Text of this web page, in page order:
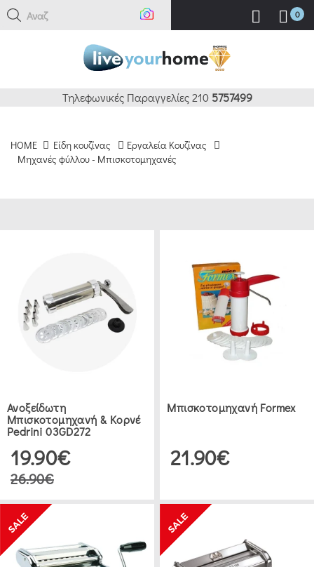
Αναζήτηση 0
Τηλεφωνικές Παραγγελίες 210 5757499
HOME Είδη κουζίνας
Εργαλεία Κουζίνας
Μηχανές φύλλου - Μπισκοτομηχανές
Ανοξείδωτη
Μπισκοτομηχανή & Κορνέ
Pedrini 03GD272
19.90€
26.90€
Μπισκοτομηχανή Formex
21.90€
ΚΑΤΑΣΚΕΥΑΣΤΕΣ
ITALY
(10)
ΕΥΡΟΣ
ΤΙΜΗΣ
€0.00
ΕΊΔΗ
ΖΑΧΑΡΟΠΛΑΣΤΙΚΉΣ